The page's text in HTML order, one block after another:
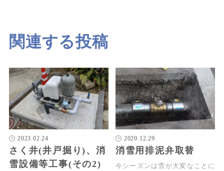
関連する投稿
2023.02.24
さく井(井戸掘り)、消
雪設備等工事(その2)
2020.12.29
消雪用排泥弁取替
今シーズンは雪が大変なことに